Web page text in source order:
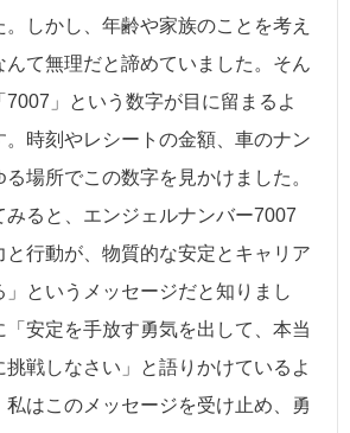
。しかし、年齢や家族のことを考え
んて無理だと諦めていました。そん
7007」という数字が目に留まるよ
。時刻やレシートの金額、車のナン
場所でこの数字を見かけました。
みると、エンジェルナンバー7007
と行動が、物質的な安定とキャリア
というメッセージだと知りまし
「安定を手放す勇気を出して、本当
挑戦しなさい」と語りかけているよ
私はこのメッセージを受け止め、勇